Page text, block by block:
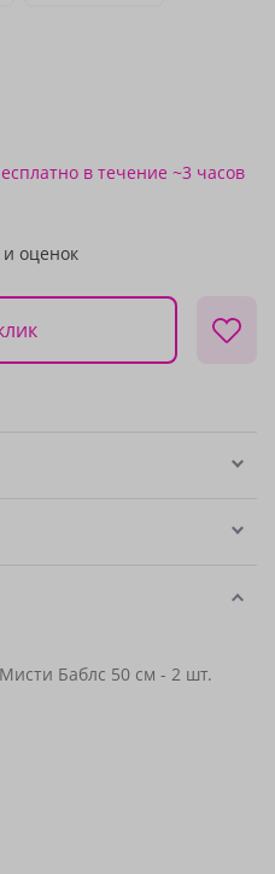
в течение ~3 часов
оценок
Баблс 50 см - 2 шт.